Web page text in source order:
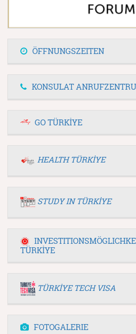
ÖFFNUNGSZEITEN
KONSULAT
GO TÜRKİYE
HEALTH TÜRKİYE
STUDY IN TÜRKİYE
TÜRKİYE
TÜRKİYE TECH VISA
FOTOGALERIE